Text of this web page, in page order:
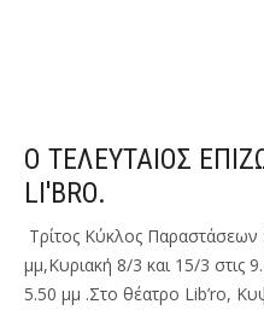
Ο ΤΕΛΕΥΤΑΙΟΣ
LI'BRO.
Τρίτος Κύκλος Παραστάσεων
μμ,Κυριακή 8/3 και 15/3 στις
5.50 μμ .Στο θέατρο Lib’ro,